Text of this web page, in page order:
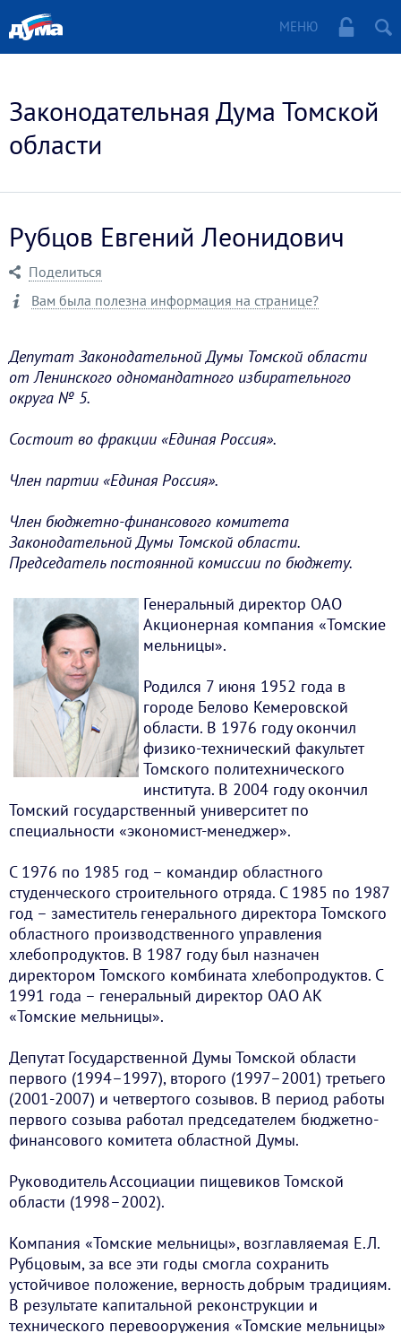
МЕНЮ
Законодательная Дума Томской
области
Рубцов Евгений Леонидович
Поделиться
Вам была полезна информация на странице?
Депутат Законодательной Думы Томской области
от Ленинского одномандатного избирательного
округа № 5.
Состоит во фракции «Единая Россия».
Член партии «Единая Россия».
Член бюджетно-финансового комитета
Законодательной Думы Томской области.
Председатель постоянной комиссии по бюджету.
Генеральный директор ОАО
Акционерная компания «Томские
мельницы».
Родился 7 июня 1952 года в
городе Белово Кемеровской
области. В 1976 году окончил
физико-технический факультет
Томского политехнического
института. В 2004 году окончил
Томский государственный университет по
специальности «экономист-менеджер».
С 1976 по 1985 год – командир областного
студенческого строительного отряда. С 1985 по 1987
год – заместитель генерального директора Томского
областного производственного управления
хлебопродуктов. В 1987 году был назначен
директором Томского комбината хлебопродуктов. С
1991 года – генеральный директор ОАО АК
«Томские мельницы».
Депутат Государственной Думы Томской области
первого (1994–1997), второго (1997–2001) третьего
(2001-2007) и четвертого созывов. В период работы
первого созыва работал председателем бюджетно-
финансового комитета областной Думы.
Руководитель Ассоциации пищевиков Томской
области (1998–2002).
Компания «Томские мельницы», возглавляемая Е.Л.
Рубцовым, за все эти годы смогла сохранить
устойчивое положение, верность добрым традициям.
В результате капитальной реконструкции и
технического перевооружения «Томские мельницы»